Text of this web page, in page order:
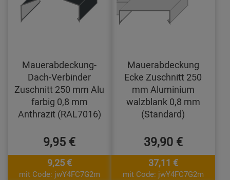
Mauerabdeckung-
Dach-Verbinder
Zuschnitt 250 mm Alu
farbig 0,8 mm
Anthrazit (RAL7016)
9,95 €
9,25 €
mit Code: jwY4FC7G2m
Mauerabdeckung
Ecke Zuschnitt 250
mm Aluminium
walzblank 0,8 mm
(Standard)
39,90 €
37,11 €
mit Code: jwY4FC7G2m